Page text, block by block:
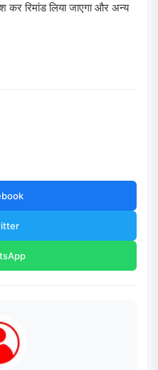
कर रिमांड लिया जाएगा और अन्य